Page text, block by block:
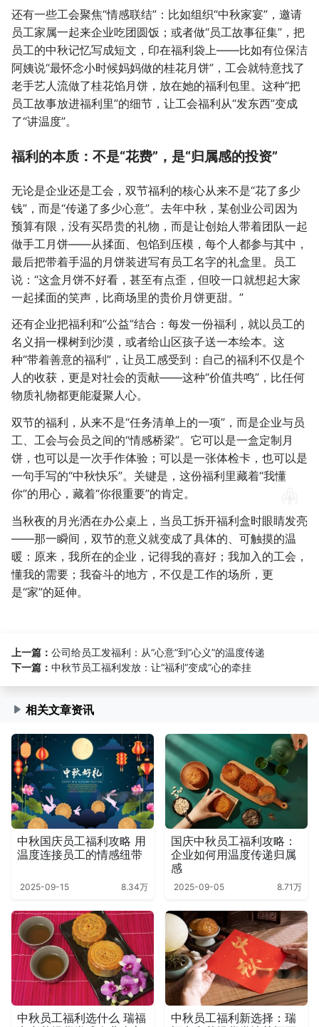
还有一些工会聚焦“情感联结”：比如组织“中秋家宴”，邀请
员工家属一起来企业吃团圆饭；或者做“员工故事征集”，把
员工的中秋记忆写成短文，印在福利袋上——比如有位保洁
阿姨说“最怀念小时候妈妈做的桂花月饼”，工会就特意找了
老手艺人流做了桂花馅月饼，放在她的福利包里。这种“把
员工故事放进福利里”的细节，让工会福利从“发东西”变成
了“讲温度”。
福利的本质：不是“花费”，是“归属感的投资”
无论是企业还是工会，双节福利的核心从来不是“花了多少
钱”，而是“传递了多少心意”。去年中秋，某创业公司因为
预算有限，没有买昂贵的礼物，而是让创始人带着团队一起
做手工月饼——从揉面、包馅到压模，每个人都参与其中，
最后把带着手温的月饼装进写有员工名字的礼盒里。员工
说：“这盒月饼不好看，甚至有点歪，但咬一口就想起大家
一起揉面的笑声，比商场里的贵价月饼更甜。”
还有企业把福利和“公益”结合：每发一份福利，就以员工的
名义捐一棵树到沙漠，或者给山区孩子送一本绘本。这
种“带着善意的福利”，让员工感受到：自己的福利不仅是个
人的收获，更是对社会的贡献——这种“价值共鸣”，比任何
物质礼物都更能凝聚人心。
双节的福利，从来不是“任务清单上的一项”，而是企业与员
工、工会与会员之间的“情感桥梁”。它可以是一盒定制月
饼，也可以是一次手作体验；可以是一张体检卡，也可以是
一句手写的“中秋快乐”。关键是，这份福利里藏着“我懂
你”的用心，藏着“你很重要”的肯定。
当秋夜的月光洒在办公桌上，当员工拆开福利盒时眼睛发亮
——那一瞬间，双节的意义就变成了具体的、可触摸的温
暖：原来，我所在的企业，记得我的喜好；我加入的工会，
懂我的需要；我奋斗的地方，不仅是工作的场所，更
是“家”的延伸。
上一篇： 公司给员工发福利：从“心意”到“心义”的温度传递
下一篇： 中秋节员工福利发放：让“福利”变成“心的牵挂
相关文章资讯
中秋国庆员工福利攻略 用
温度连接员工的情感纽带
2025-09-15 8.34万
国庆中秋员工福利攻略：
企业如何用温度传递归属
感
2025-09-05 8.71万
中秋员工福利选什么 瑞福
中秋员工福利新选择：瑞